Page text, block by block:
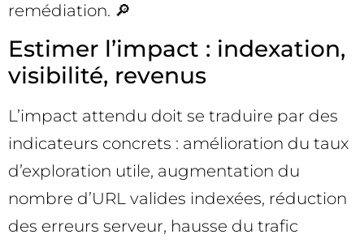
remédiation. 🔎
Estimer l’impact : indexation,
visibilité, revenus
L’impact attendu doit se traduire par des
indicateurs concrets : amélioration du taux
d’exploration utile, augmentation du
nombre d’URL valides indexées, réduction
des erreurs serveur, hausse du trafic